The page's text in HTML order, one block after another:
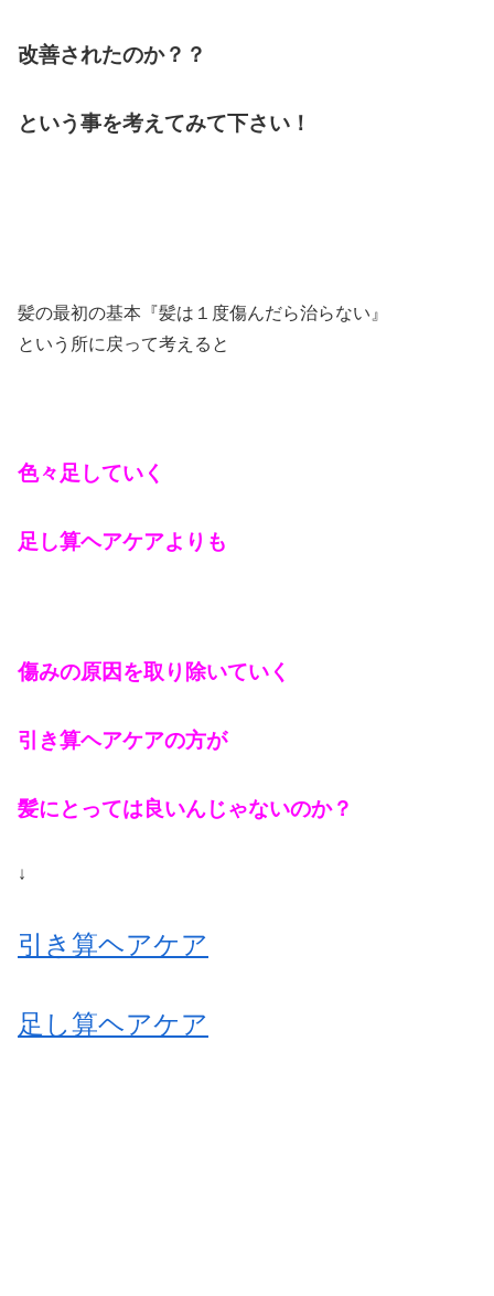
改善されたのか？？
という事を考えてみて下さい！
髪の最初の基本『髪は１度傷んだら治らない』
という所に戻って考えると
色々足していく
足し算ヘアケアよりも
傷みの原因を取り除いていく
引き算ヘアケアの方が
髪にとっては良いんじゃないのか？
↓
引き算ヘアケア
足し算ヘアケア